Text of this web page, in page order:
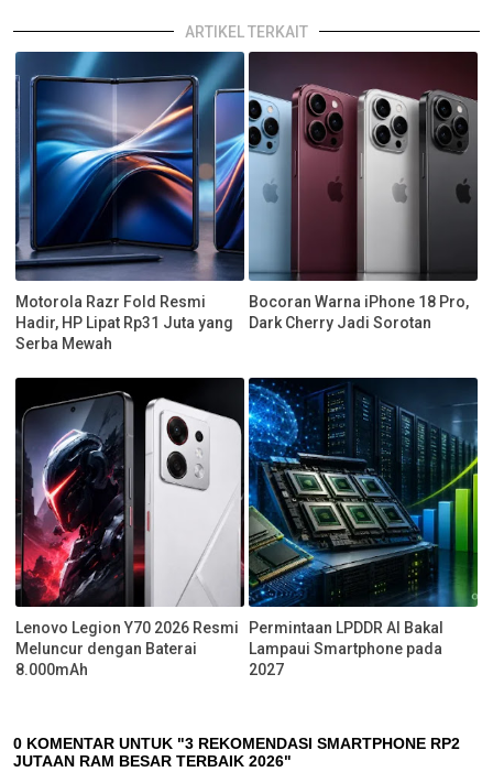
ARTIKEL TERKAIT
Motorola Razr Fold Resmi
Hadir, HP Lipat Rp31 Juta yang
Serba Mewah
Bocoran Warna iPhone 18 Pro,
Dark Cherry Jadi Sorotan
Lenovo Legion Y70 2026 Resmi
Meluncur dengan Baterai
8.000mAh
Permintaan LPDDR AI Bakal
Lampaui Smartphone pada
2027
0 KOMENTAR UNTUK "3 REKOMENDASI SMARTPHONE RP2
JUTAAN RAM BESAR TERBAIK 2026"